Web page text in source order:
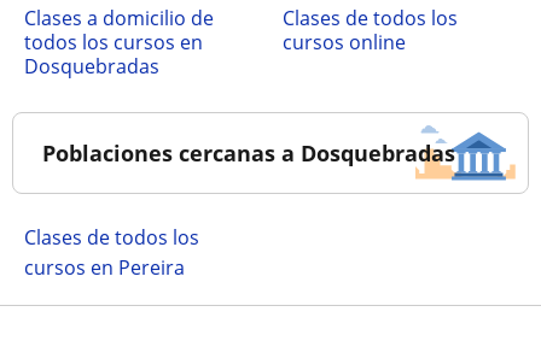
Clases a domicilio de
todos los cursos en
Dosquebradas
Clases de todos los
cursos online
Poblaciones cercanas a Dosquebradas
Clases de todos los
cursos en Pereira